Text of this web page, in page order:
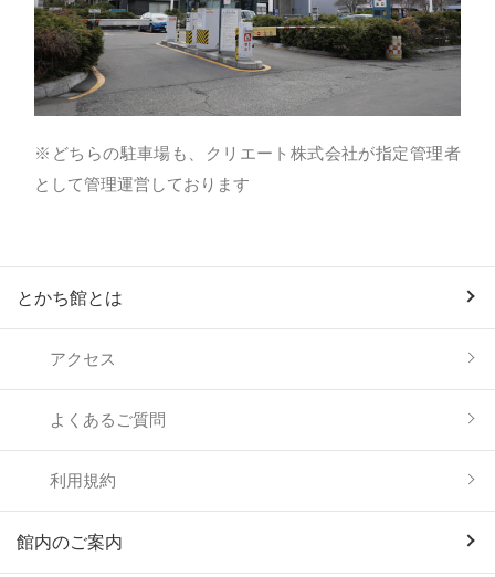
※どちらの駐車場も、クリエート株式会社が指定管理者
として管理運営しております
とかち館とは
アクセス
よくあるご質問
利用規約
館内のご案内